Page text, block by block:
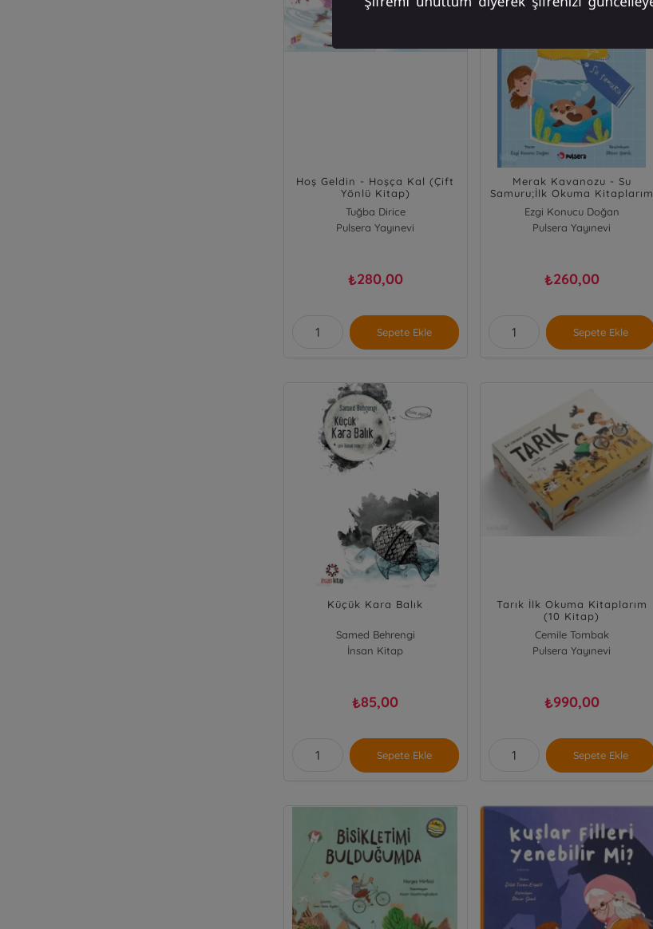
Hoş Geldin - Hoşça Kal (Çift
Yönlü Kitap)
Tuğba Dirice
Pulsera Yayınevi
₺280,00
Sepete Ekle
Merak Kavanozu - Su
Samuru;İlk Okuma Kitaplarım
Ezgi Konucu Doğan
Pulsera Yayınevi
₺260,00
Sepete Ekle
Küçük Kara Balık
Samed Behrengi
İnsan Kitap
₺85,00
Sepete Ekle
Tarık İlk Okuma Kitaplarım
(10 Kitap)
Cemile Tombak
Pulsera Yayınevi
₺990,00
Sepete Ekle